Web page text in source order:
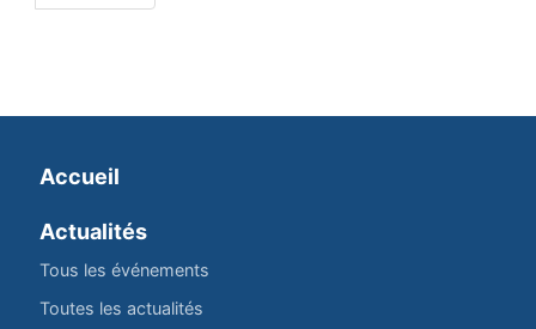
Accueil
Actualités
Tous les événements
Toutes les actualités